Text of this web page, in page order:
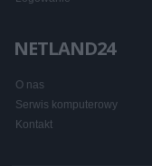
NETLAND24
O nas
Serwis komputerowy
Kontakt